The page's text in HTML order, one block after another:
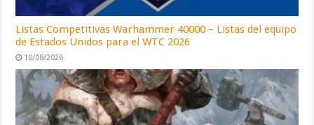
Listas Competitivas Warhammer 40000 – Listas del equipo
de Estados Unidos para el WTC 2026
10/08/2026